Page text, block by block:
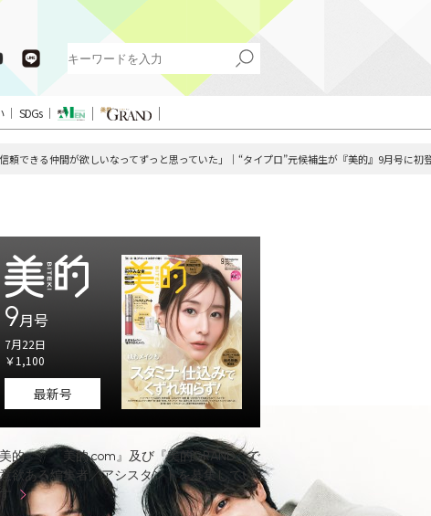
SDGs
できる仲間が欲しいなってずっと思っていた」｜“タイプロ”元候補生が『美的』9月号に初
9月号
7月22日
￥1,100
最新号
美的』、『美的.com』及び『美的GRAND』で
欲ある編集者／アシスタントを募集してい